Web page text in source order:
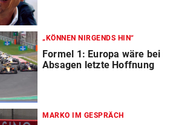
„KÖNNEN NIRGENDS HIN“
Formel 1: Europa wäre bei
Absagen letzte Hoffnung
MARKO IM GESPRÄCH